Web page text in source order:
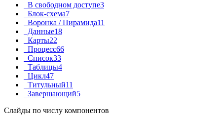
В свободном доступе3
Блок-схема7
Воронка / Пирамида11
Данные18
Карты22
Процесс66
Список33
Таблицы4
Цикл47
Титульный11
Завершающий5
Слайды по числу компонентов